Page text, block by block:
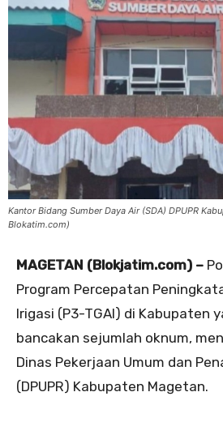
Kantor Bidang Sumber Daya Air (SDA) DPUPR
Blokatim.com)
MAGETAN (Blokjatim.com) –
Program Percepatan
Irigasi (P3-TGAI) di Kabupaten
bancakan sejumlah oknum,
Dinas Pekerjaan Umum dan
(DPUPR) Kabupaten Magetan.